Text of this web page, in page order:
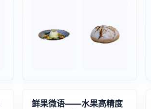
鲜果微语——水果高精度